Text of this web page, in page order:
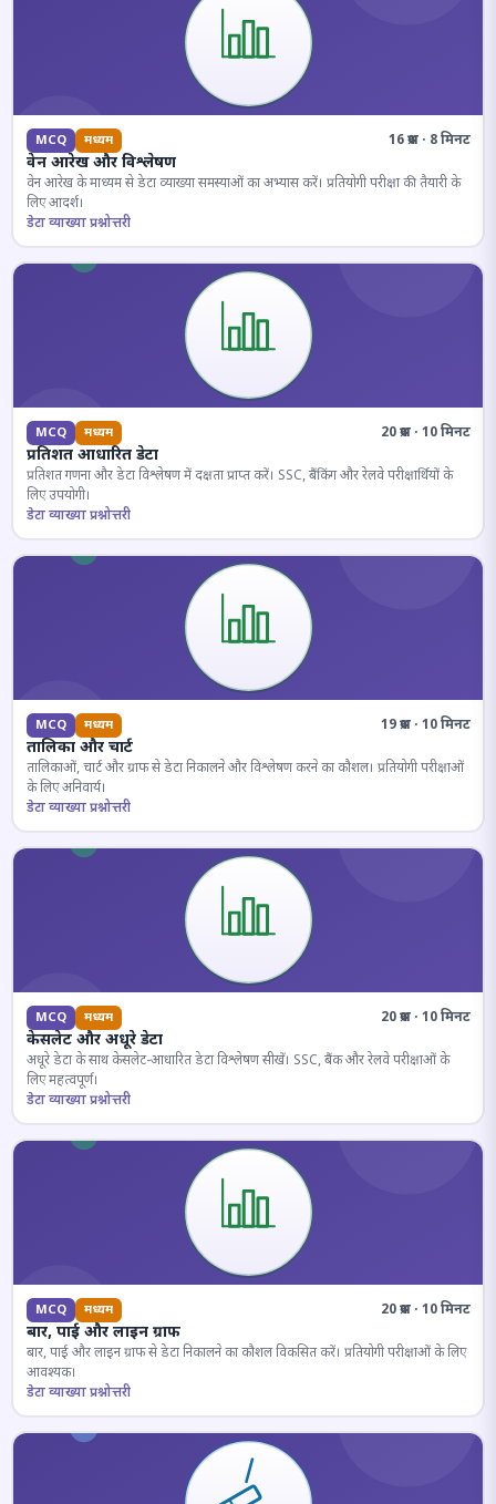
MCQ मध्यम 16 प्रश्न · 8 मिनट
वेन आरेख और विश्लेषण
वेन आरेख के माध्यम से डेटा व्याख्या समस्याओं का अभ्यास करें। प्रतियोगी परीक्षा की तैयारी के
लिए आदर्श।
डेटा व्याख्या प्रश्नोत्तरी
MCQ मध्यम 20 प्रश्न · 10 मिनट
प्रतिशत आधारित डेटा
प्रतिशत गणना और डेटा विश्लेषण में दक्षता प्राप्त करें। SSC, बैंकिंग और रेलवे परीक्षार्थियों के
लिए उपयोगी।
डेटा व्याख्या प्रश्नोत्तरी
MCQ मध्यम 19 प्रश्न · 10 मिनट
तालिका और चार्ट
तालिकाओं, चार्ट और ग्राफ से डेटा निकालने और विश्लेषण करने का कौशल। प्रतियोगी परीक्षाओं
के लिए अनिवार्य।
डेटा व्याख्या प्रश्नोत्तरी
MCQ मध्यम 20 प्रश्न · 10 मिनट
केसलेट और अधूरे डेटा
अधूरे डेटा के साथ केसलेट-आधारित डेटा विश्लेषण सीखें। SSC, बैंक और रेलवे परीक्षाओं के
लिए महत्वपूर्ण।
डेटा व्याख्या प्रश्नोत्तरी
MCQ मध्यम 20 प्रश्न · 10 मिनट
बार, पाई और लाइन ग्राफ
बार, पाई और लाइन ग्राफ से डेटा निकालने का कौशल विकसित करें। प्रतियोगी परीक्षाओं के लिए
आवश्यक।
डेटा व्याख्या प्रश्नोत्तरी